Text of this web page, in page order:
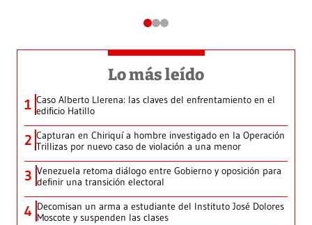
Lo más leído
1 Caso Alberto Llerena: las claves del enfrentamiento en el
edificio Hatillo
2 Capturan en Chiriquí a hombre investigado en la Operación
Trillizas por nuevo caso de violación a una menor
3 Venezuela retoma diálogo entre Gobierno y oposición para
definir una transición electoral
4 Decomisan un arma a estudiante del Instituto José Dolores
Moscote y suspenden las clases